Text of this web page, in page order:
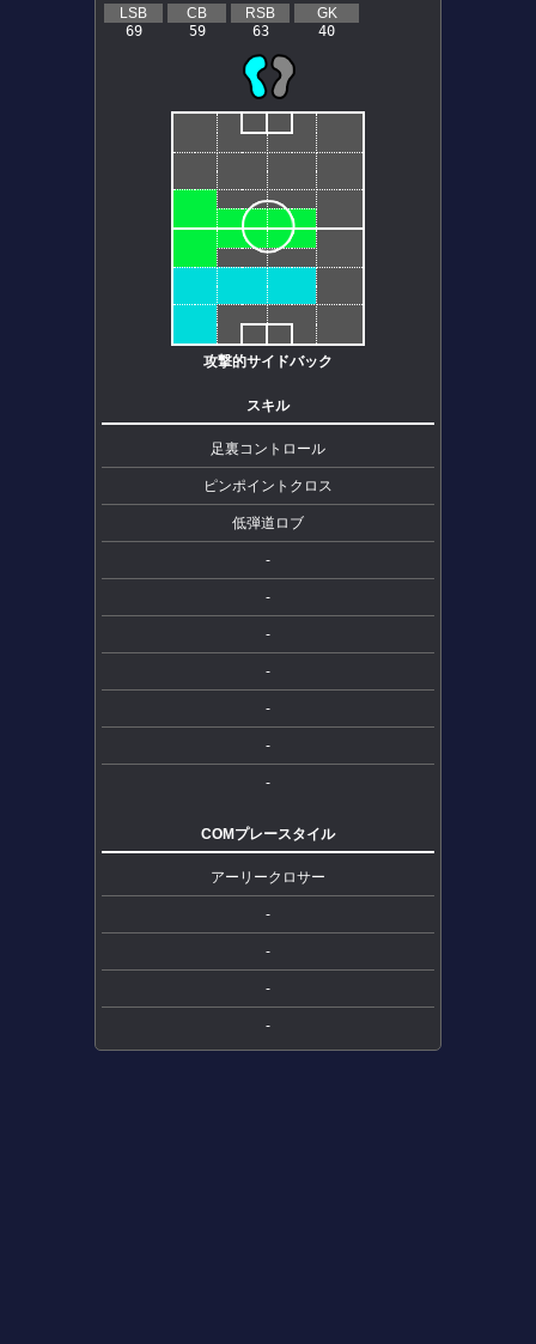
LSB
69
CB
59
RSB
63
GK
40
攻撃的サイドバック
スキル
足裏コントロール
ピンポイントクロス
低弾道ロブ
-
-
-
-
-
-
-
COMプレースタイル
アーリークロサー
-
-
-
-